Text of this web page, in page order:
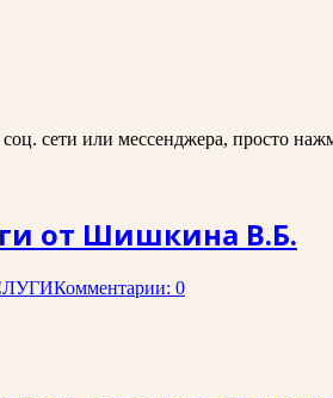
сети или мессенджера, просто
от Шишкина В.Б.
Комментарии: 0